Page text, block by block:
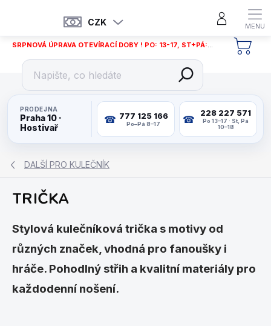
CZK
SRPNOVÁ ÚPRAVA OTEVÍRACÍ DOBY ! PO: 13-17, ST+PÁ: 12-18
PRODEJNA
Praha 10 ·
Hostivař
777 125 166
Po–Pá 8–17
228 227 571
Po 13–17 · St, Pá
10–18
DALŠÍ PRO KULEČNÍK
TRIČKA
Stylová kulečníková trička s motivy od
různých značek, vhodná pro fanoušky i
hráče. Pohodlný střih a kvalitní materiály pro
každodenní nošení.